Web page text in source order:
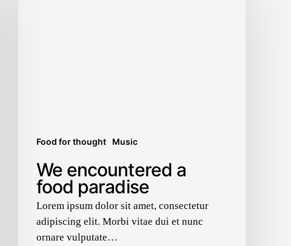
Food for thought Music
We encountered a
food paradise
Lorem ipsum dolor sit amet, consectetur
adipiscing elit. Morbi vitae dui et nunc
ornare vulputate…